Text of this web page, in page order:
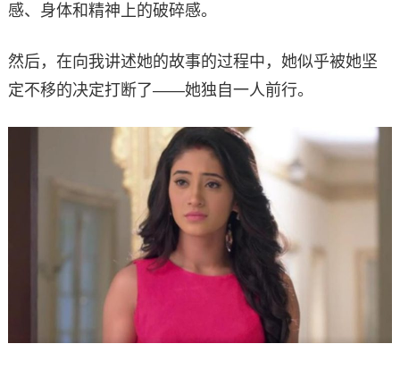
感、身体和精神上的破碎感。
然后，在向我讲述她的故事的过程中，她似乎被她坚
定不移的决定打断了——她独自一人前行。